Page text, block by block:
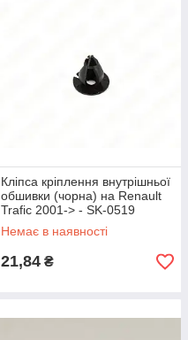
Кліпса кріплення внутрішньої
обшивки (чорна) на Renault
Trafic 2001-> - SK-0519
Немає в наявності
21,84 ₴